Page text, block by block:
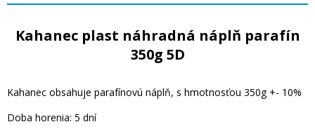
Kahanec plast náhradná náplň parafín
350g 5D
Kahanec obsahuje parafínovú náplň, s hmotnosťou 350g +- 10%
Doba horenia: 5 dní